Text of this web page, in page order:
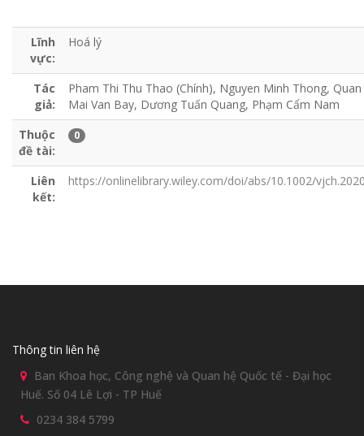
Lĩnh
vực:
Hoá lý
Tác
giả:
Pham Thi Thu Thao (Chính), Nguyen Minh Thong, Quan
Mai Van Bay, Dương Tuấn Quang, Phạm Cẩm Nam
Thuộc
đề tài:
0
Liên
kết:
https://onlinelibrary.wiley.com/doi/abs/10.1002/
Thông tin liên hệ
Ban Khoa học, Công nghệ và Quan hệ Quốc tế - Đại học
Huế. Số 04 Lê Lợi - TP Huế
0234 384 5799